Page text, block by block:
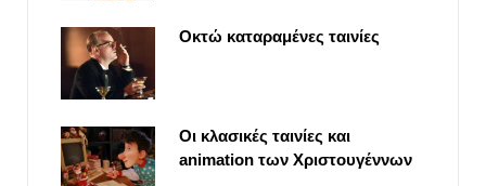
Οκτώ καταραμένες ταινίες
Οι κλασικές ταινίες και
animation των Χριστουγέννων